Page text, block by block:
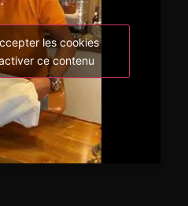
les cookies
ce contenu